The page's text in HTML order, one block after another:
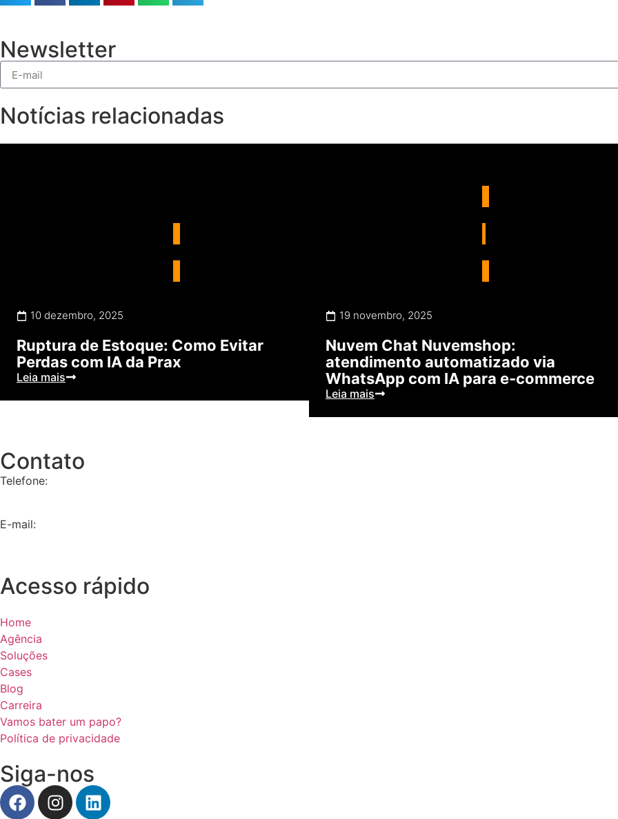
Newsletter
Notícias relacionadas
10 dezembro, 2025
Ruptura de Estoque: Como Evitar
Perdas com IA da Prax
Leia mais
19 novembro, 2025
Nuvem Chat Nuvemshop:
atendimento automatizado via
WhatsApp com IA para e-commerce
Leia mais
Contato
Telefone:
E-mail:
Acesso rápido
Home
Agência
Soluções
Cases
Blog
Carreira
Vamos bater um papo?
Política de privacidade
Siga-nos